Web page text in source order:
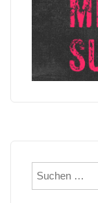
Suchen
nach: